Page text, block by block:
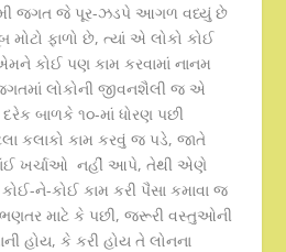
જગત જે પૂર-ઝડપે આગળ વધ્યું છે
ફાળો છે, ત્યાં એ લોકો કોઈ
કોઈ પણ કામ કરવામાં નાનમ
લોકોની જીવનશૈલી જ એ
બાળકે ૧૦-માં ધોરણ પછી
કલાકો કામ કરવું જ પડે, જાતે
કાંઈ ખર્ચાઓ નહીં આપે, તેથી એણે
કોઈ-ને-કોઈ કામ કરી પૈસા કમાવા જ
માટે કે પછી, જરૂરી વસ્તુઓની
હોય, કે કરી હોય તે લોનના